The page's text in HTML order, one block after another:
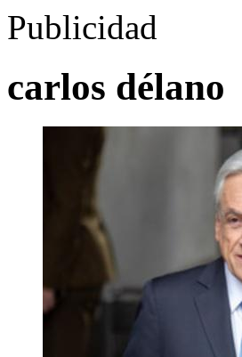
Publicidad
carlos délano